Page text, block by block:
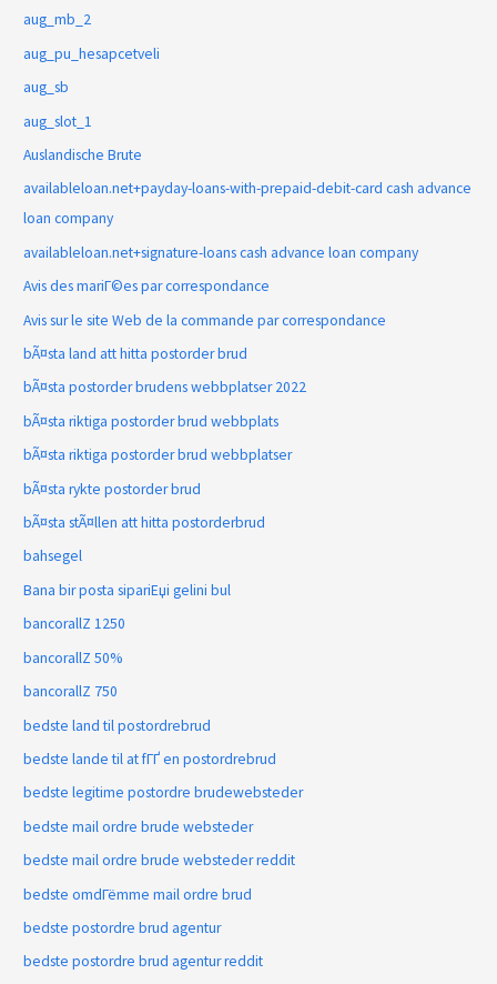
aug_mb_2
aug_pu_hesapcetveli
aug_sb
aug_slot_1
Auslandische Brute
availableloan.net+payday-loans-with-prepaid-debit-card cash advance
loan company
availableloan.net+signature-loans cash advance loan company
Avis des mariГ©es par correspondance
Avis sur le site Web de la commande par correspondance
bÃ¤sta land att hitta postorder brud
bÃ¤sta postorder brudens webbplatser 2022
bÃ¤sta riktiga postorder brud webbplats
bÃ¤sta riktiga postorder brud webbplatser
bÃ¤sta rykte postorder brud
bÃ¤sta stÃ¤llen att hitta postorderbrud
bahsegel
Bana bir posta sipariЕџi gelini bul
bancorallZ 1250
bancorallZ 50%
bancorallZ 750
bedste land til postordrebrud
bedste lande til at fГҐ en postordrebrud
bedste legitime postordre brudewebsteder
bedste mail ordre brude websteder
bedste mail ordre brude websteder reddit
bedste omdГёmme mail ordre brud
bedste postordre brud agentur
bedste postordre brud agentur reddit